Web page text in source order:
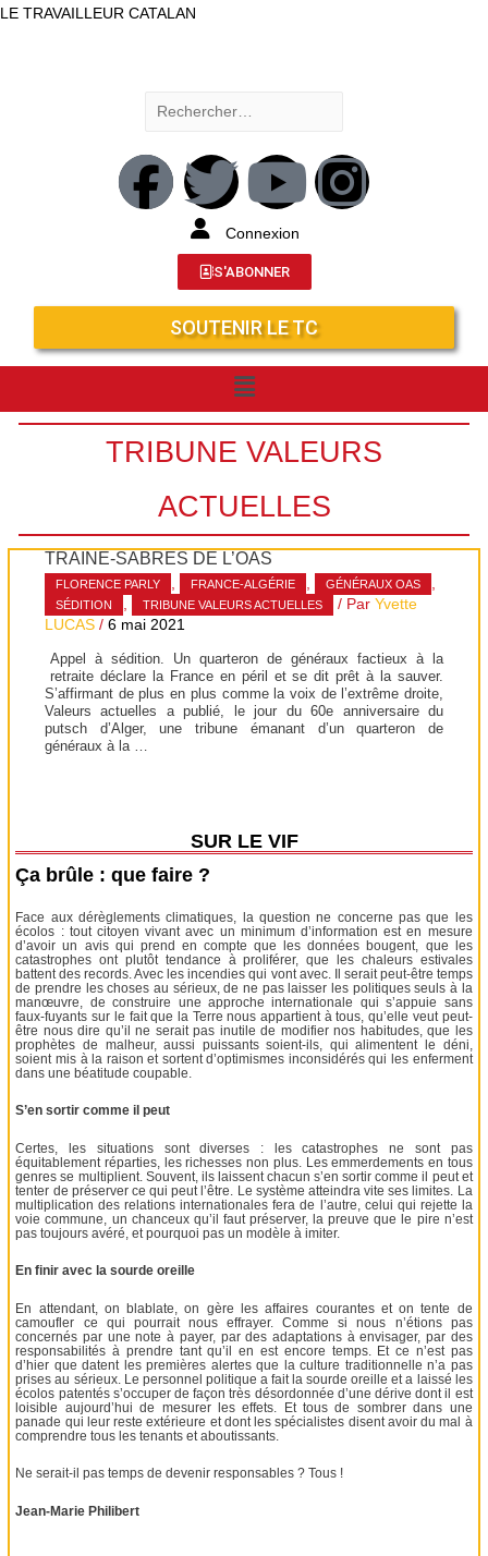
LE TRAVAILLEUR CATALAN
Connexion
S'ABONNER
SOUTENIR LE TC
TRIBUNE VALEURS
ACTUELLES
TRAÎNE-SABRES DE L’OAS
FLORENCE PARLY , FRANCE-ALGÉRIE , GÉNÉRAUX OAS ,
SÉDITION , TRIBUNE VALEURS ACTUELLES / ParYvette
LUCAS /6 mai 2021
Appel à sédition. Un quarteron de généraux factieux à la
retraite déclare la France en péril et se dit prêt à la sauver.
S’affirmant de plus en plus comme la voix de l’extrême droite,
Valeurs actuelles a publié, le jour du 60e anniversaire du
putsch d’Alger, une tribune émanant d’un quarteron de
généraux à la …
SUR LE VIF
Ça brûle : que faire ?
Face aux dérèglements climatiques, la question ne concerne pas que les
écolos : tout citoyen vivant avec un minimum d’information est en mesure
d’avoir un avis qui prend en compte que les données bougent, que les
catastrophes ont plutôt tendance à proliférer, que les chaleurs estivales
battent des records. Avec les incendies qui vont avec. Il serait peut-être temps
de prendre les choses au sérieux, de ne pas laisser les politiques seuls à la
manœuvre, de construire une approche internationale qui s’appuie sans
faux-fuyants sur le fait que la Terre nous appartient à tous, qu’elle veut peut-
être nous dire qu’il ne serait pas inutile de modifier nos habitudes, que les
prophètes de malheur, aussi puissants soient-ils, qui alimentent le déni,
soient mis à la raison et sortent d’optimismes inconsidérés qui les enferment
dans une béatitude coupable.
S’en sortir comme il peut
Certes, les situations sont diverses : les catastrophes ne sont pas
équitablement réparties, les richesses non plus. Les emmerdements en tous
genres se multiplient. Souvent, ils laissent chacun s’en sortir comme il peut et
tenter de préserver ce qui peut l’être. Le système atteindra vite ses limites. La
multiplication des relations internationales fera de l’autre, celui qui rejette la
voie commune, un chanceux qu’il faut préserver, la preuve que le pire n’est
pas toujours avéré, et pourquoi pas un modèle à imiter.
En finir avec la sourde oreille
En attendant, on blablate, on gère les affaires courantes et on tente de
camoufler ce qui pourrait nous effrayer. Comme si nous n’étions pas
concernés par une note à payer, par des adaptations à envisager, par des
responsabilités à prendre tant qu’il en est encore temps. Et ce n’est pas
d’hier que datent les premières alertes que la culture traditionnelle n’a pas
prises au sérieux. Le personnel politique a fait la sourde oreille et a laissé les
écolos patentés s’occuper de façon très désordonnée d’une dérive dont il est
loisible aujourd’hui de mesurer les effets. Et tous de sombrer dans une
panade qui leur reste extérieure et dont les spécialistes disent avoir du mal à
comprendre tous les tenants et aboutissants.
Ne serait-il pas temps de devenir responsables ? Tous !
Jean-Marie Philibert